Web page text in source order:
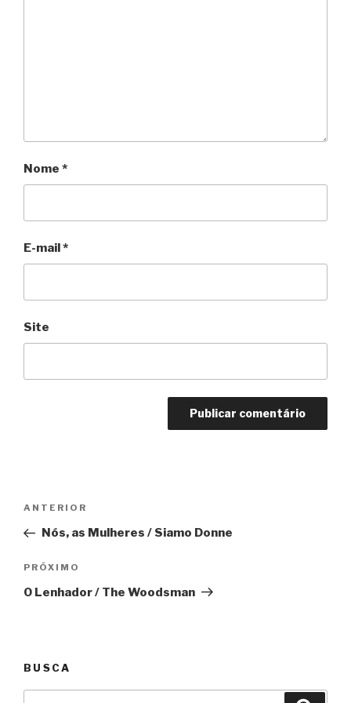
Nome *
E-mail*
Site
Post
Anterior
ANTERIOR
Nós, as Mulheres / Siamo Donne
Próximo
PRÓXIMO
O Lenhador / The Woodsman
BUSCA